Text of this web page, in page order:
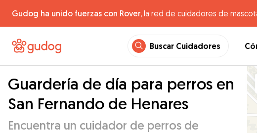
Gudog ha unido fuerzas con Rover, la red de cuidadores de
Buscar Cuidadores
Guardería de día para perros en
San Fernando de Henares
Encuentra un cuidador de perros de